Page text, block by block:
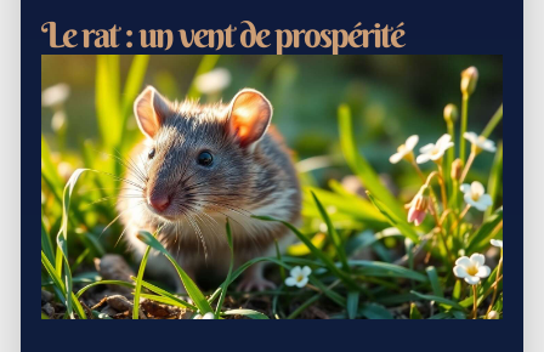
Le rat : un vent de prospérité